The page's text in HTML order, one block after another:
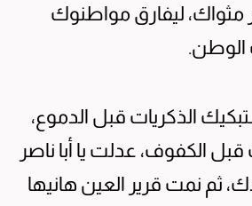
مثواك، ليفارق مواطنوك
الذكريات قبل الدموع،
الكفوف، عدلت يا أبا ناصر
ثم نمت قرير العين هانيها